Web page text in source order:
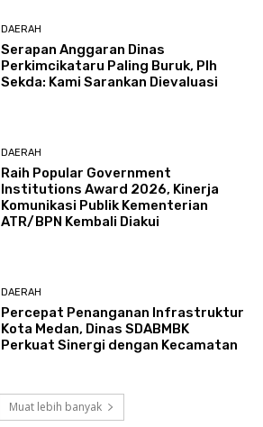
DAERAH
Serapan Anggaran Dinas
Perkimcikataru Paling Buruk, Plh
Sekda: Kami Sarankan Dievaluasi
DAERAH
Raih Popular Government
Institutions Award 2026, Kinerja
Komunikasi Publik Kementerian
ATR/BPN Kembali Diakui
DAERAH
Percepat Penanganan Infrastruktur
Kota Medan, Dinas SDABMBK
Perkuat Sinergi dengan Kecamatan
Muat lebih banyak